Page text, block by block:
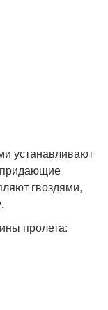
устанавливают
придающие
гвоздями,
пролета: